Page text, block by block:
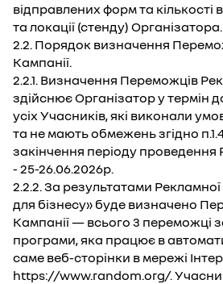
відправлених форм та кількості
та локації (стенду) Організатора.
2.2. Порядок визначення
Кампанії.
2.2.1. Визначення Переможців
здійснює Організатор у термін
усіх Учасників, які виконали
та не мають обмежень згідно
закінчення періоду проведення
- 25-26.06.2026р.
2.2.2. За результатами
для бізнесу» буде визначено
Кампанії — всього 3 переможці
програми, яка працює в
саме веб-сторінки в мережі
https://www.random.org/.